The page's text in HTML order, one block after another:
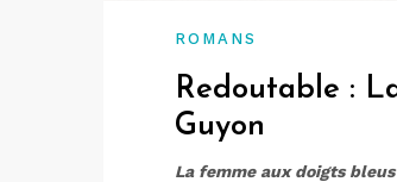
ROMANS
Redoutable :
Guyon
La femme aux doigts bleus